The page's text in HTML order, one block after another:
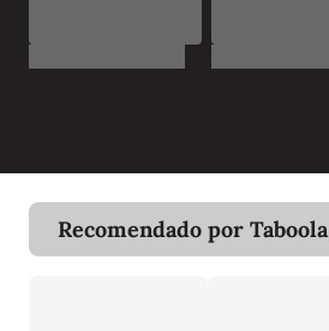
Recomendado por Taboola